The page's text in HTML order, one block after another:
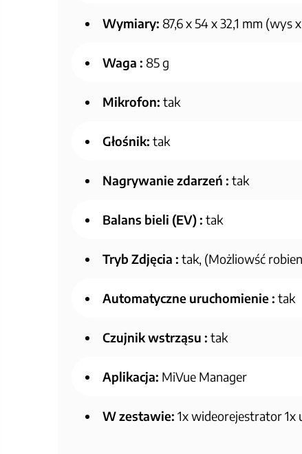
Wymiary: 87,6 x 54 x 32,1 mm (wys
Waga : 85 g
Mikrofon: tak
Głośnik: tak
Nagrywanie zdarzeń : tak
Balans bieli (EV) : tak
Tryb Zdjęcia : tak, (Możliowść
Automatyczne uruchomienie : tak
Czujnik wstrząsu : tak
Aplikacja: MiVue Manager
W zestawie: 1x wideorejestrator 1x